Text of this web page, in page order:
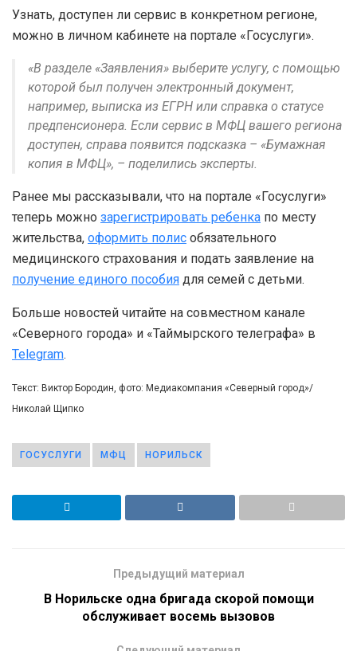
Узнать, доступен ли сервис в конкретном регионе,
можно в личном кабинете на портале «Госуслуги».
«В разделе «Заявления» выберите услугу, с помощью
которой был получен электронный документ,
например, выписка из ЕГРН или справка о статусе
предпенсионера. Если сервис в МФЦ вашего региона
доступен, справа появится подсказка – «Бумажная
копия в МФЦ», – поделились эксперты.
Ранее мы рассказывали, что на портале «Госуслуги»
теперь можно зарегистрировать ребенка по месту
жительства, оформить полис обязательного
медицинского страхования и подать заявление на
получение единого пособия для семей с детьми.
Больше новостей читайте на совместном канале
«Северного города» и «Таймырского телеграфа» в
Telegram.
Текст: Виктор Бородин, фото: Медиакомпания «Северный город»/
Николай Щипко
ГОСУСЛУГИ МФЦ НОРИЛЬСК
Предыдущий материал
В Норильске одна бригада скорой помощи
обслуживает восемь вызовов